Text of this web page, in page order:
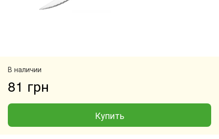
В наличии
81 грн
Купить